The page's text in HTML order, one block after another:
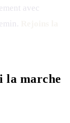
avec
la marche